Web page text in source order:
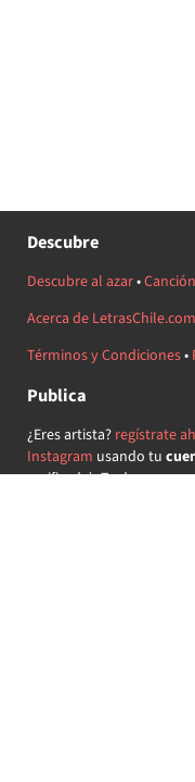
Descubre
Descubre al azar•
Acerca de LetrasChile.com
Términos y Condiciones•
Publica
¿Eres artista? regístrate
Instagram usando tu
verificada) ¡Te daremos